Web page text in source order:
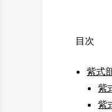
目次
紫式
紫
紫